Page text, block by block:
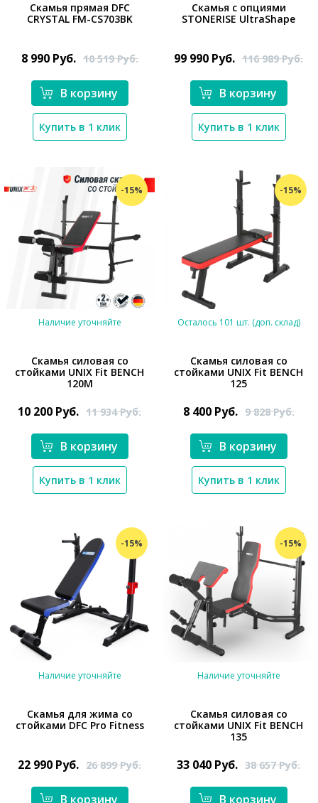
*}
Скамья прямая DFC
CRYSTAL FM-CS703BK
8 990 Руб. 10 519Руб.
В корзину
Купить в 1 клик
Скамья с опциями
STONERISE UltraShape
99 990 Руб. 116 989Руб.
В корзину
Купить в 1 клик
-15%
*}
Наличие уточняйте
Скамья силовая со
стойками UNIX Fit BENCH
120M
10 200 Руб. 11 934Руб.
В корзину
Купить в 1 клик
-15%
*}
Осталось 101 шт. (доп. склад)
Скамья силовая со
стойками UNIX Fit BENCH
125
8 400 Руб. 9 828Руб.
В корзину
Купить в 1 клик
-15%
Наличие уточняйте
Скамья для жима со
стойками DFC Pro Fitness
22 990 Руб. 26 899Руб.
В корзину
-15%
*}
Наличие уточняйте
Скамья силовая со
стойками UNIX Fit BENCH
135
33 040 Руб. 38 657Руб.
В корзину